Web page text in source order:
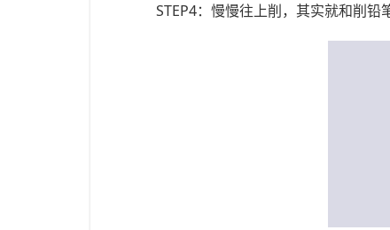
STEP4：慢慢往上削，其实就和削铅